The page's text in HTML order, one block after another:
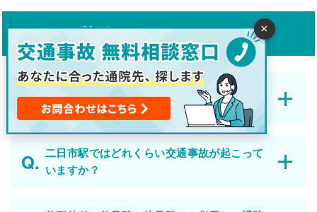
よくある質問
初めて交通事故に遭いました。今後の流れを
教えてください。
二日市駅ではどれくらい交通事故が起こって
いますか？
×